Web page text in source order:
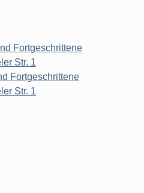
Fortgeschrittene
Str. 1
Fortgeschrittene
Str. 1